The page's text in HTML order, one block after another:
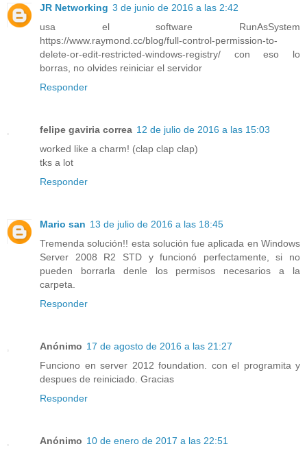
JR Networking 3 de junio de 2016 a las 2:42
usa el software RunAsSystem
https://www.raymond.cc/blog/full-control-permission-to-
delete-or-edit-restricted-windows-registry/ con eso lo
borras, no olvides reiniciar el servidor
Responder
felipe gaviria correa 12 de julio de 2016 a las 15:03
worked like a charm! (clap clap clap)
tks a lot
Responder
Mario san 13 de julio de 2016 a las 18:45
Tremenda solución!! esta solución fue aplicada en Windows
Server 2008 R2 STD y funcionó perfectamente, si no
pueden borrarla denle los permisos necesarios a la
carpeta.
Responder
Anónimo 17 de agosto de 2016 a las 21:27
Funciono en server 2012 foundation. con el programita y
despues de reiniciado. Gracias
Responder
Anónimo 10 de enero de 2017 a las 22:51